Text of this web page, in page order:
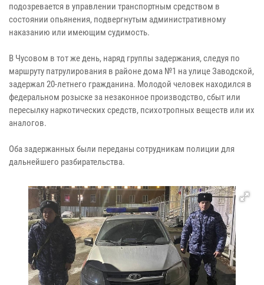
подозревается в управлении транспортным средством в
состоянии опьянения, подвергнутым административному
наказанию или имеющим судимость.
В Чусовом в тот же день, наряд группы задержания, следуя по
маршруту патрулирования в районе дома №1 на улице Заводской,
задержал 20-летнего гражданина. Молодой человек находился в
федеральном розыске за незаконное производство, сбыт или
пересылку наркотических средств, психотропных веществ или их
аналогов.
Оба задержанных были переданы сотрудникам полиции для
дальнейшего разбирательства.